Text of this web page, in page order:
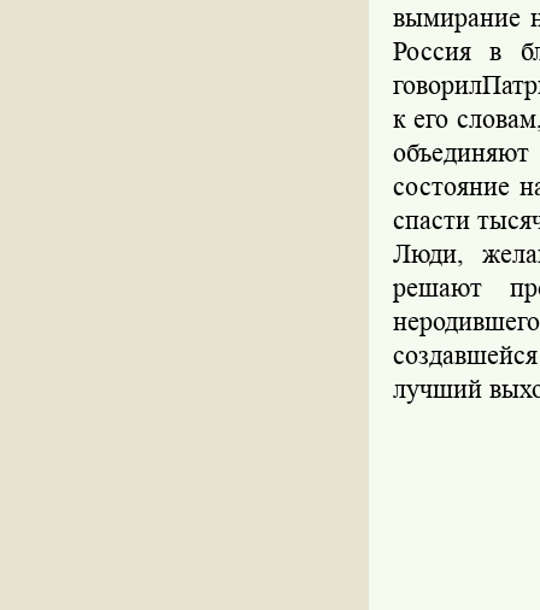
вымирание
Россия в
к его
состояние
спасти
Люди,
решают
лучший